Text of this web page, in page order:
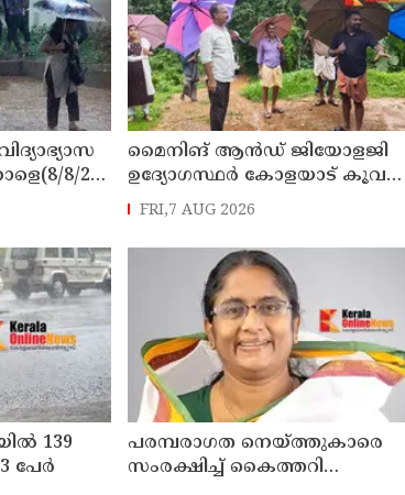
8/26)
മൈനിങ് ആൻഡ്​ ജിയോളജി
ഉദ്യോഗസ്ഥർ കോളയാട് കൂവ
ഉന്നതി സന്ദർശിച്ചു
FRI,7 AUG 2026
139
പേര്‍
പരമ്പരാഗത നെയ്ത്തുകാരെ
സംരക്ഷിച്ച് കൈത്തറി